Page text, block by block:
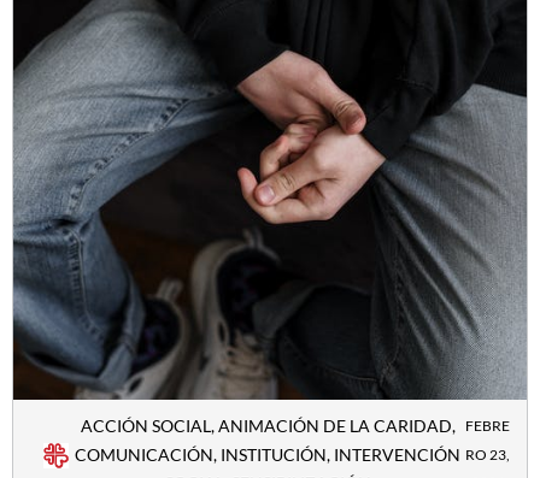
ACCIÓN SOCIAL,ANIMACIÓN DE LA CARIDAD,
COMUNICACIÓN, INSTITUCIÓN, INTERVENCIÓN
FEBRE
RO 23,